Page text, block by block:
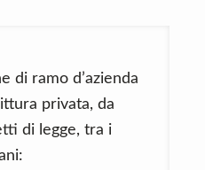
di ramo d’azienda
privata, da
di legge, tra i